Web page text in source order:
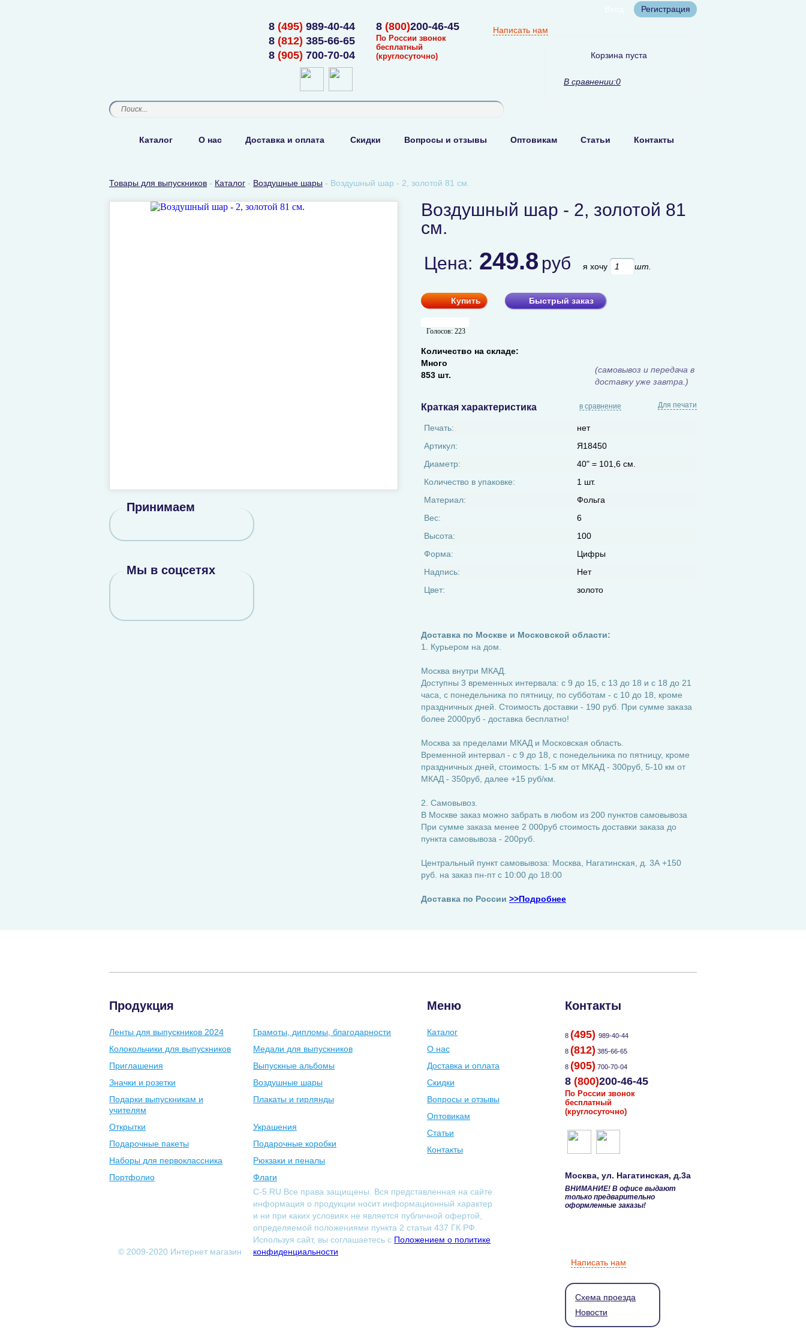
Регистрация
8 (495) 989-40-44
8 (812) 385-66-65
8 (905) 700-70-04
8 (800)200-46-45
По России звонок
бесплатный
(круглосуточно)
Написать нам
Корзина пуста
В сравнении:0
Каталог О нас Доставка и оплата Скидки Вопросы и отзывы Оптовикам Статьи Контакты
Товары для выпускников - Каталог - Воздушные шары - Воздушный шар - 2, золотой 81 см.
Воздушный шар - 2, золотой 81
см.
Цена: 249.8 руб я хочу шт.
Купить Быстрый заказ
Голосов: 223
Количество на складе:
Много
853 шт.
(самовывоз и передача в
доставку уже завтра.)
Краткая характеристика Для печати
в сравнение
Печать:
нет
Артикул:
Я18450
Диаметр:
40" = 101,6 см.
Количество в упаковке:
1 шт.
Материал:
Фольга
Вес:
6
Высота:
100
Форма:
Цифры
Надпись:
Нет
Цвет:
золото
Доставка по Москве и Московской области:
1. Курьером на дом.
Москва внутри МКАД.
Доступны 3 временных интервала: с 9 до 15, с 13 до 18 и с 18 до 21
часа, с понедельника по пятницу, по субботам - с 10 до 18, кроме
праздничных дней. Стоимость доставки - 190 руб. При сумме заказа
более 2000руб - доставка бесплатно!
Москва за пределами МКАД и Московская область.
Временной интервал - с 9 до 18, с понедельника по пятницу, кроме
праздничных дней, стоимость: 1-5 км от МКАД - 300руб, 5-10 км от
МКАД - 350руб, далее +15 руб/км.
2. Самовывоз.
В Москве заказ можно забрать в любом из 200 пунктов самовывоза
При сумме заказа менее 2 000руб стоимость доставки заказа до
пункта самовывоза - 200руб.
Центральный пункт самовывоза: Москва, Нагатинская, д. 3А +150
руб. на заказ пн-пт с 10:00 до 18:00
Доставка по России >>Подробнее
Принимаем
Мы в соцсетях
Продукция
Ленты для выпускников 2024
Грамоты, дипломы, благодарности
Колокольчики для выпускников
Медали для выпускников
Приглашения
Выпускные альбомы
Значки и розетки
Воздушные шары
Подарки выпускникам и
учителям
Плакаты и гирлянды
Открытки
Украшения
Подарочные пакеты
Подарочные коробки
Наборы для первоклассника
Рюкзаки и пеналы
Портфолио
Флаги
Меню
Каталог
О нас
Доставка и оплата
Скидки
Вопросы и отзывы
Оптовикам
Статьи
Контакты
Контакты
8 (495) 989-40-44
8 (812) 385-66-65
8 (905) 700-70-04
8 (800)200-46-45
По России звонок
бесплатный
(круглосуточно)
Москва, ул. Нагатинская, д.3а
ВНИМАНИЕ! В офисе выдают
только предварительно
оформленные заказы!
Написать нам
Схема проезда
Новости
© 2009-2020 Интернет магазин
С-5.RU Все права защищены. Вся представленная на сайте
информация о продукции носит информационный характер
и ни при каких условиях не является публичной офертой,
определяемой положениями пункта 2 статьи 437 ГК РФ.
Используя сайт, вы соглашаетесь с Положением о политике
конфиденциальности